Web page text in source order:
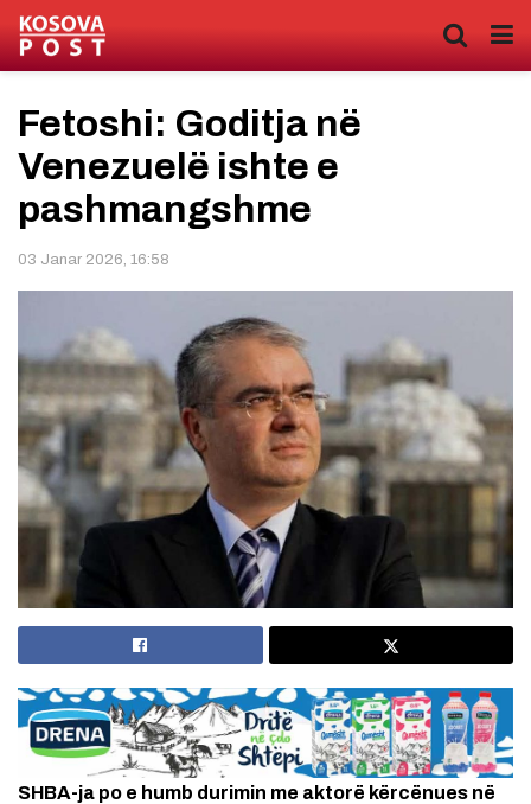
Fetoshi: Goditja në
Venezuelë ishte e
pashmangshme
03 Janar 2026, 16:58
SHBA-ja po e humb durimin me aktorë kërcënues në